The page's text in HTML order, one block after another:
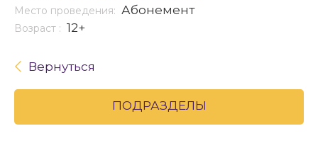
Место проведения: Абонемент
Возраст : 12+
Вернуться
ПОДРАЗДЕЛЫ